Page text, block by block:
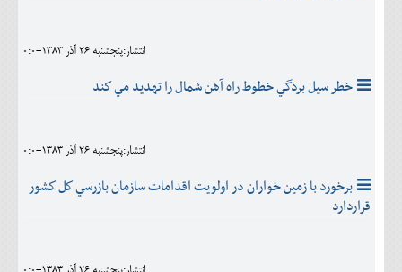
انتشار:پنجشنبه 26 آذر 1383-0:0
خطر سيل بردگي خطوط راه آهن شمال را تهديد مي كند
انتشار:پنجشنبه 26 آذر 1383-0:0
برخورد با زمين خواران در اولويت اقدامات سازمان بازرسي كل كشور
قراردارد